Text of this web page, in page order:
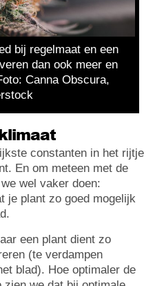
bij regelmaat en een
dan ook meer en
Canna Obscura,
constanten in het rijtje
En om meteen met de
wel vaker doen:
je plant zo goed mogelijk
een plant dient zo
(te verdampen
blad). Hoe optimaler de